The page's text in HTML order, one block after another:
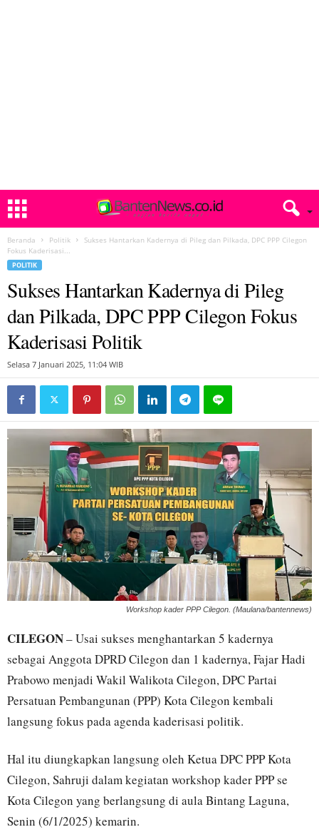
Beranda Politik
Sukses Hantarkan Kadernya di Pileg dan Pilkada, DPC PPP Cilegon
Fokus Kaderisasi...
POLITIK
Sukses Hantarkan Kadernya di Pileg
dan Pilkada, DPC PPP Cilegon Fokus
Kaderisasi Politik
Selasa 7 Januari 2025, 11:04 WIB
Workshop kader PPP Cilegon. (Maulana/bantennews)
CILEGON– Usai sukses menghantarkan 5 kadernya
sebagai Anggota DPRD Cilegon dan 1 kadernya, Fajar Hadi
Prabowo menjadi Wakil Walikota Cilegon, DPC Partai
Persatuan Pembangunan (PPP) Kota Cilegon kembali
langsung fokus pada agenda kaderisasi politik.
Hal itu diungkapkan langsung oleh Ketua DPC PPP Kota
Cilegon, Sahruji dalam kegiatan workshop kader PPP se
Kota Cilegon yang berlangsung di aula Bintang Laguna,
Senin (6/1/2025) kemarin.